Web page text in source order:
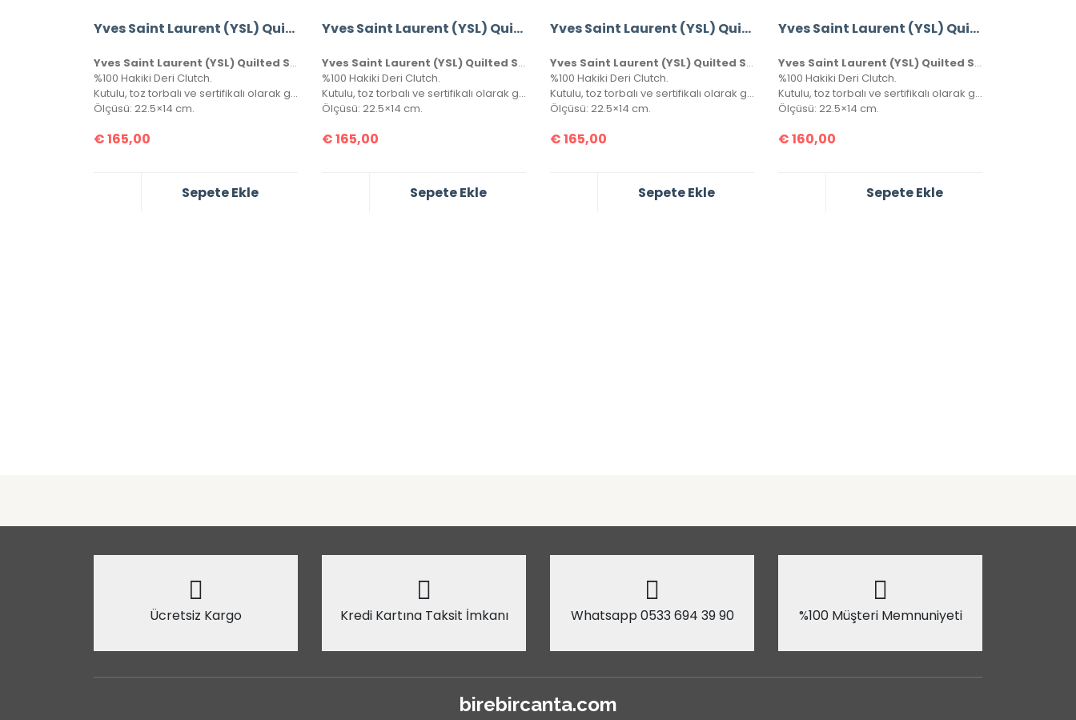
Yves Saint Laurent (YSL) Quilted Shoulder Bag
Yves Saint Laurent (YSL) Quilted Shoulder Bag
%100 Hakiki Deri Clutch.
Kutulu, toz torbalı ve sertifikalı olarak gönderilecektir.
Ölçüsü: 22.5×14 cm.
€165,00
Sepete Ekle
Yves Saint Laurent (YSL) Quilted Shoulder Bag
Yves Saint Laurent (YSL) Quilted Shoulder Bag
%100 Hakiki Deri Clutch.
Kutulu, toz torbalı ve sertifikalı olarak gönderilecektir.
Ölçüsü: 22.5×14 cm.
€165,00
Sepete Ekle
Yves Saint Laurent (YSL) Quilted Shoulder Bag
Yves Saint Laurent (YSL) Quilted Shoulder Bag
%100 Hakiki Deri Clutch.
Kutulu, toz torbalı ve sertifikalı olarak gönderilecektir.
Ölçüsü: 22.5×14 cm.
€165,00
Sepete Ekle
Yves Saint Laurent (YSL) Quilted Shoulder Bag
Yves Saint Laurent (YSL) Quilted Shoulder Bag
%100 Hakiki Deri Clutch.
Kutulu, toz torbalı ve sertifikalı olarak gönderilecektir.
Ölçüsü: 22.5×14 cm.
€160,00
Sepete Ekle
Ücretsiz Kargo Kredi Kartına Taksit İmkanı Whatsapp 0533 694 39 90 %100 Müşteri Memnuniyeti
birebircanta.com